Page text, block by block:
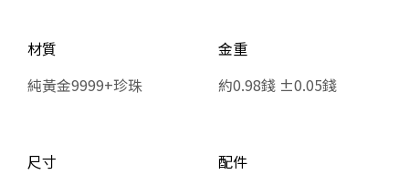
材質
純黃金9999+珍珠
金重
約0.98錢 ±0.05錢
尺寸
配件